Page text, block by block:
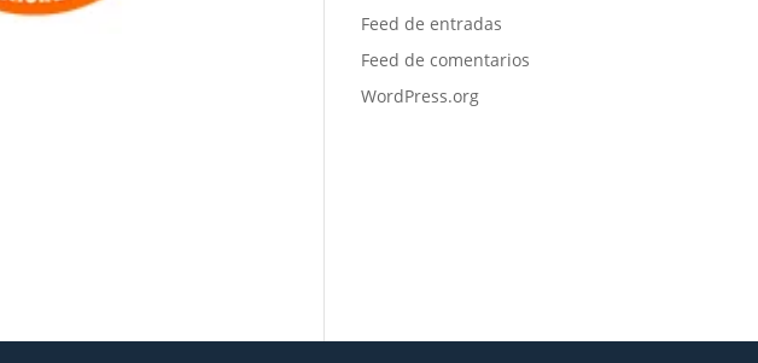
Feed de entradas
Feed de comentarios
WordPress.org